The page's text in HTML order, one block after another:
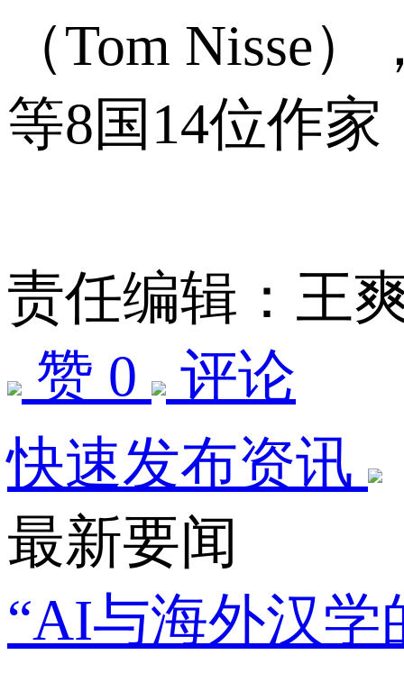
（Tom Nisse
等8国14位作
责任编辑：王
赞 0
评论
快速发布资讯
最新要闻
“AI与海外汉学